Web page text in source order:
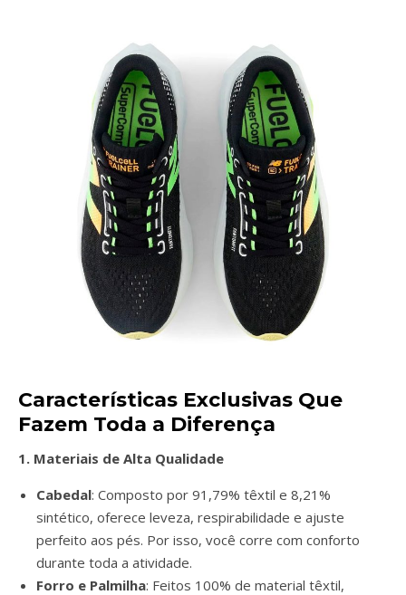
Características Exclusivas Que
Fazem Toda a Diferença
1. Materiais de Alta Qualidade
Cabedal: Composto por 91,79% têxtil e 8,21%
sintético, oferece leveza, respirabilidade e ajuste
perfeito aos pés. Por isso, você corre com conforto
durante toda a atividade.
Forro e Palmilha: Feitos 100% de material têxtil,